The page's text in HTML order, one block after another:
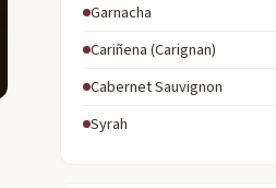
Garnacha
Cariñena (Carignan)
Cabernet Sauvignon
Syrah